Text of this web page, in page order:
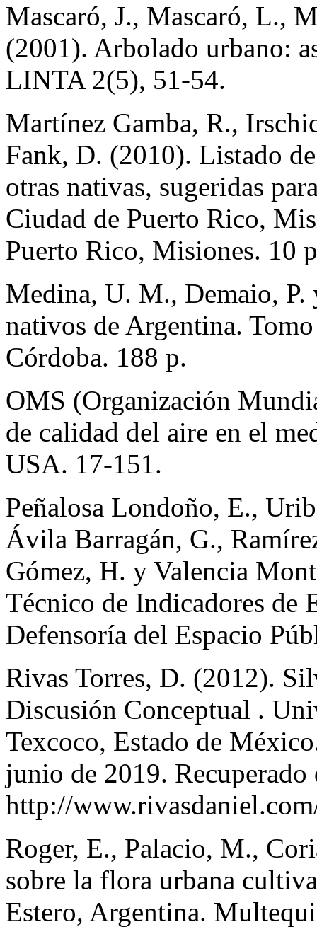
Mascaró, J., Mascaró, L.,
(2001). Arbolado urbano:
LINTA 2(5), 51-54.
Martínez Gamba, R.,
Fank, D. (2010). Listado
otras nativas, sugeridas
Ciudad de Puerto Rico,
Puerto Rico, Misiones. 10
Medina, U. M., Demaio,
nativos de Argentina.
Córdoba. 188 p.
OMS (Organización
de calidad del aire en el
USA. 17-151.
Peñalosa Londoño, E.,
Ávila Barragán, G.,
Gómez, H. y Valencia
Técnico de Indicadores de
Defensoría del Espacio
Rivas Torres, D. (2012).
Discusión Conceptual .
Texcoco, Estado de
junio de 2019. Recuperado
http://
Roger, E., Palacio, M.,
sobre la flora urbana
Estero, Argentina.